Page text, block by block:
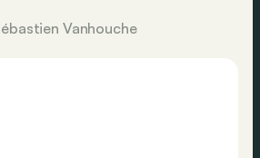
Vanhouche